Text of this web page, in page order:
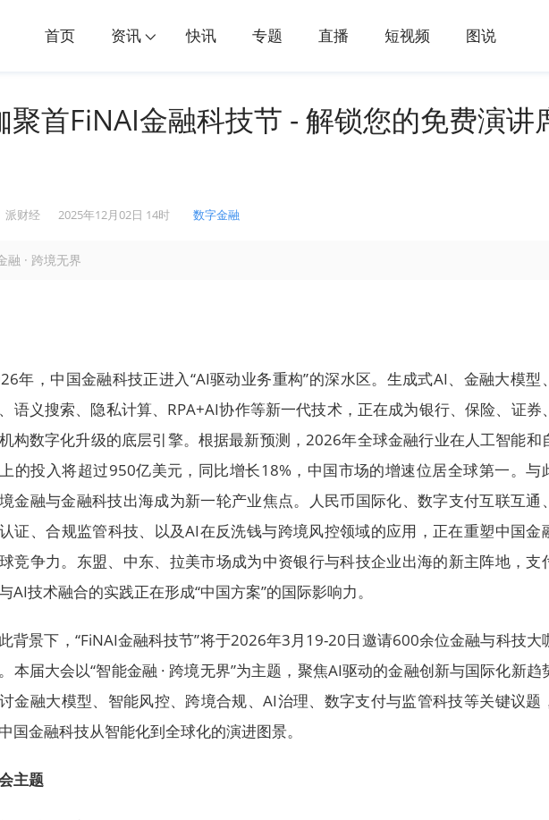
首页 资讯 快讯 专题 直播 短视频 图说
首FiNAI金融科技节 - 解锁您的免费演讲
派财经 2025年12月02日 14时 数字金融
融 · 跨境无界
年，中国金融科技正进入“AI驱动业务重构”的深水区。生成式AI、金融大模型
语义搜索、隐私计算、RPA+AI协作等新一代技术，正在成为银行、保险、证券
构数字化升级的底层引擎。根据最新预测，2026年全球金融行业在人工智能和
的投入将超过950亿美元，同比增长18%，中国市场的增速位居全球第一。与
金融与金融科技出海成为新一轮产业焦点。人民币国际化、数字支付互联互通
证、合规监管科技、以及AI在反洗钱与跨境风控领域的应用，正在重塑中国金
竞争力。东盟、中东、拉美市场成为中资银行与科技企业出海的新主阵地，支
AI技术融合的实践正在形成“中国方案”的国际影响力。
背景下，“FiNAI金融科技节”将于2026年3月19-20日邀请600余位金融与科技大
本届大会以“智能金融 · 跨境无界”为主题，聚焦AI驱动的金融创新与国际化新趋
金融大模型、智能风控、跨境合规、AI治理、数字支付与监管科技等关键议题
国金融科技从智能化到全球化的演进图景。
主题